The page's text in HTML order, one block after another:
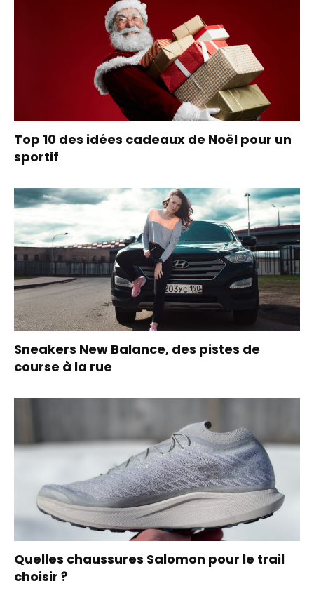
Top 10 des idées cadeaux de Noël pour un
sportif
Sneakers New Balance, des pistes de
course à la rue
Quelles chaussures Salomon pour le trail
choisir ?